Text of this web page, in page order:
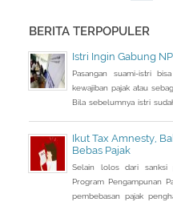
BERITA TERPOPULER
Istri Ingin Gabung
Pasangan suami-istri
kewajiban pajak atau
Bila sebelumnya istri
Ikut Tax Amnesty,
Bebas Pajak
Selain lolos dari sanksi
Program Pengampunan
pembebasan pajak